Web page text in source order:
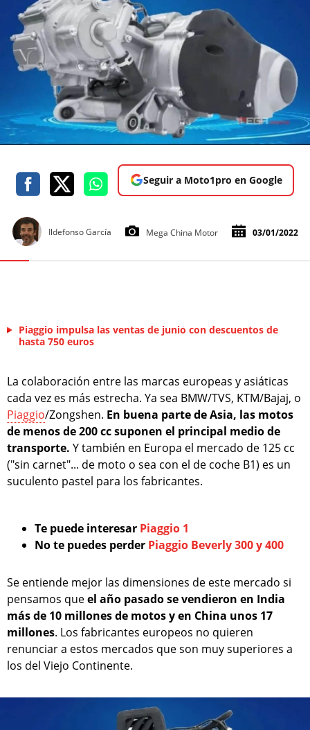
Seguir a Moto1pro en Google
Ildefonso García Mega China Motor 03/01/2022
Piaggio impulsa las ventas de junio con descuentos de
hasta 750 euros
La colaboración entre las marcas europeas y asiáticas
cada vez es más estrecha. Ya sea BMW/TVS, KTM/Bajaj, o
Piaggio/Zongshen. En buena parte de Asia, las motos
de menos de 200 cc suponen el principal medio de
transporte. Y también en Europa el mercado de 125 cc
("sin carnet"... de moto o sea con el de coche B1) es un
suculento pastel para los fabricantes.
Te puede interesar Piaggio 1
No te puedes perder Piaggio Beverly 300 y 400
Se entiende mejor las dimensiones de este mercado si
pensamos queel año pasado se vendieron en India
más de 10 millones de motos y en China unos 17
millones. Los fabricantes europeos no quieren
renunciar a estos mercados que son muy superiores a
los del Viejo Continente.